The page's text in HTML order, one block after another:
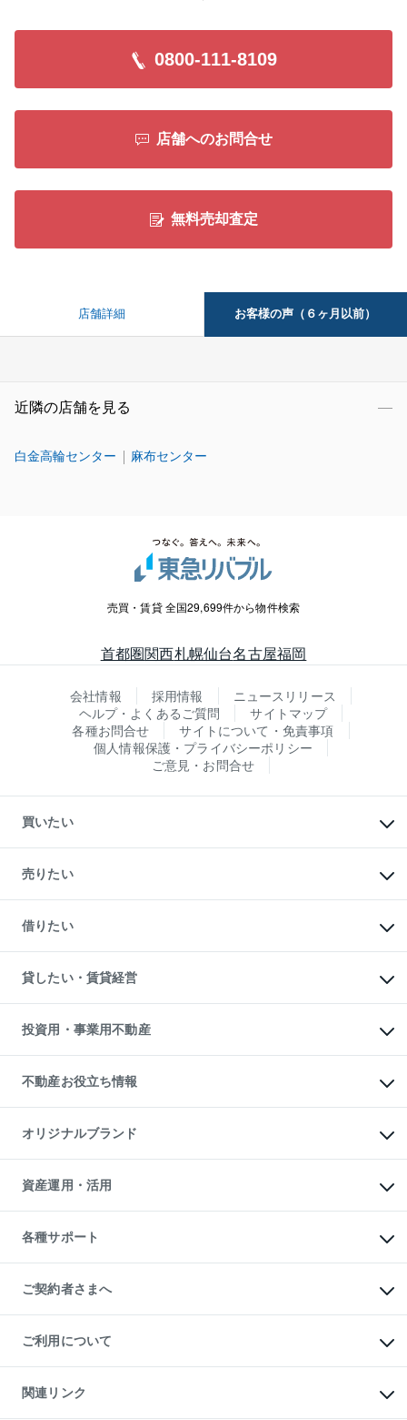
閉じる
0800-111-8109
店舗へのお問合せ
無料売却査定
店舗詳細 お客様の声（６ヶ月以前）
近隣の店舗を見る
白金高輪センター 麻布センター
売買・賃貸 全国29,699件から物件検索
首都圏関西札幌仙台名古屋福岡
会社情報 採用情報
ニュースリリース
ヘルプ・よくあるご質問
サイトマップ
各種お問合せ
サイトについて・免責事項
個人情報保護・プライバシーポリシー
ご意見・お問合せ
買いたい
新築・分譲マンションの購入
中古マンションの購入
一戸建ての購入
中古一戸建ての購入
不動産購入の流れ
注目キーワード物件特集
購入ガイド
English 繁体中文簡体中文
売りたい
一戸建ての売却・査定
土地の売却・査定
スピードAI査定
不動産査定について
不動産売却の流れ
不動産買換えの流れ
売却ガイド
借りたい
オフィス・店舗の賃貸
借りるときの流れ
借りるガイド
貸したい・賃貸経営
マンション賃料データ
賃貸管理プラン
リロケーションについて
貸すガイド
投資用・事業用不動産
事業用不動産
マンション投資
投資用マンション
アパート経営
収益物件
ビル購入（ビル一棟）
投資用不動産の売却査定
事業用不動産の売却査定
不動産お役立ち情報
マンションライブラリー
人気マンションランキング
暮らしに役立つ不動産メディア
不動産相場・不動産価格情報
不動産コラム・ニュース
不動産用語集
不動産なんでもネット相談室
住まいの税金
オリジナルブランド
一棟リノベーションマンション
L`GENTE（ルジェンテ）
区分リノベーションマンション
投資用一棟レジデンスWELL
不動産小口投資
LEGACIA（レガシア）
資産運用・活用
不動産M&A
アセットマネジメント・出資
各種サポート
相続サポート
リフォームサポート
ご契約者さまへ
ご紹介・再契約特典
入居者様専用-各種ご案内（賃貸）
東急こすもす会「こすもすWeb」
ご利用について
金融商品取引について
東急リバブル ソーシャルメディアポリシー
ご意見・お問い合わせ（金融商品取引専用の相談・お問い合わせ窓口）
関連リンク